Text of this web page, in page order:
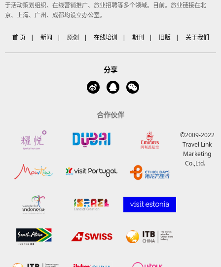
于活动策划组织、在线营销推广、旅业招聘等多个领域。目前。旅业链接在北
京、上海、广州、成都均设立办公室。
首 页 | 新闻 | 原创 | 在线培训 | 期刊 | 旧版 | 关于我们
分享
合作伙伴
©2009-2022
Travel Link
Marketing
Co.,Ltd.